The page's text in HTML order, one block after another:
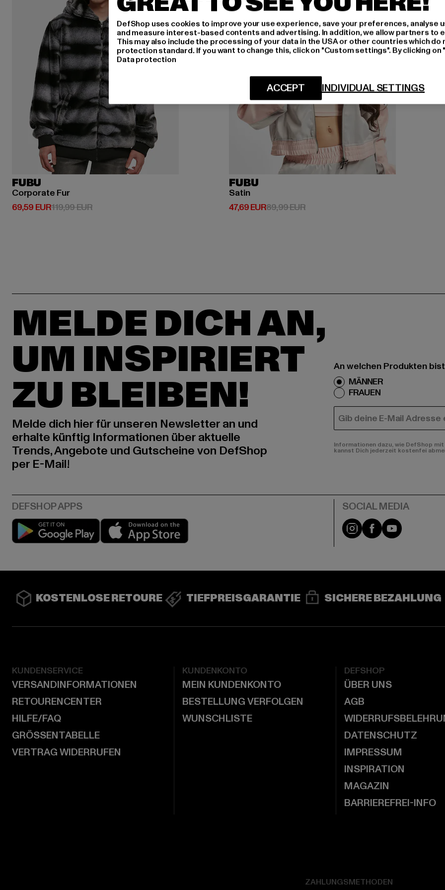
FUBU
Corporate Fur
69,59 EUR
Derzeitiger Preis: 69,59 EUR
119,99 EURAktionspreis: 119,99 EUR
FUBU
Satin
47,69 EUR
Derzeitiger Preis: 47,69 EUR
89,99 EURAktionspreis: 89,99 EUR
MELDE DICH AN,
UM INSPIRIERT
ZU BLEIBEN!
Melde dich hier für unseren Newsletter an und
erhalte künftig Informationen über aktuelle
Trends, Angebote und Gutscheine von DefShop
per E-Mail!
An welchen Produkten
MÄNNER
FRAUEN
E-MAIL
Informationen dazu, wie DefShop
kannst Dich jederzeit kostenfei
Play market Instagram
FacebookYouTube
KOSTENLOSE RETOURE TIEFPREISGARANTIE SICHERE BEZAHLUNG
KUNDENSERVICE
VERSANDINFORMATIONEN
RETOURENCENTER
HILFE/FAQ
GRÖSSENTABELLE
VERTRAG WIDERRUFEN
KUNDENKONTO
MEIN KUNDENKONTO
BESTELLUNG VERFOLGEN
WUNSCHLISTE
DEFSHOP
ÜBER UNS
AGB
DATENSCHUTZ
IMPRESSUM
INSPIRATION
MAGAZIN
BARRIEREFREI-INFO
ZAHLUNGSMETHODEN
DefShop uses cookies to improve your use experience, save your preferences, analyse
and measure interest-based contents and advertising. In addition, we allow partners to
This may also include the processing of your data in the USA or other countries which do
protection standard. If you want to change this, click on "Custom settings". By clicking
Data protection
INDIVIDUAL SETTINGS
ACCEPT